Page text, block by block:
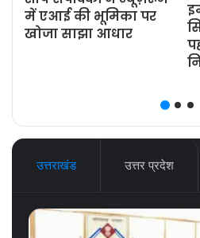
में एआई की भूमिका पर
खोजा साझा आधार
उत्तराखंड उत्तर प्रदेश